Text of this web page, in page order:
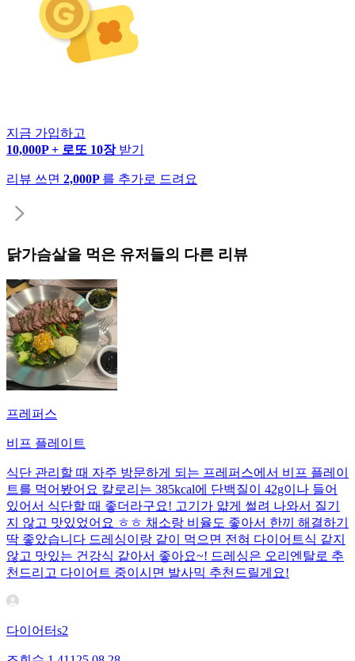
지금 가입하고
10,000P + 로또 10장 받기
리뷰 쓰면 2,000P 를 추가로 드려요
닭가슴살을 먹은 유저들의 다른 리뷰
프레퍼스
비프 플레이트
식단 관리할 때 자주 방문하게 되는 프레퍼스에서 비프 플레이
트를 먹어봤어요 칼로리는 385kcal에 단백질이 42g이나 들어
있어서 식단할 때 좋더라구요! 고기가 얇게 썰려 나와서 질기
지 않고 맛있었어요 ㅎㅎ 채소랑 비율도 좋아서 한끼 해결하기
딱 좋았습니다 드레싱이랑 같이 먹으면 전혀 다이어트식 같지
않고 맛있는 건강식 같아서 좋아요~! 드레싱은 오리엔탈로 추
천드리고 다이어트 중이시면 발사믹 추천드릴게요!
다이어터s2